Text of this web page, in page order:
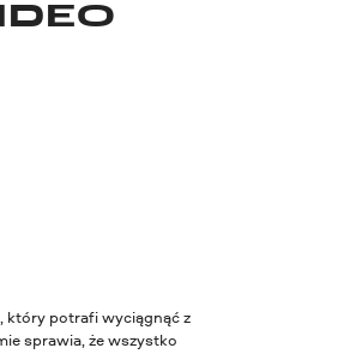
który potrafi wyciągnąć z
sprawia, że wszystko